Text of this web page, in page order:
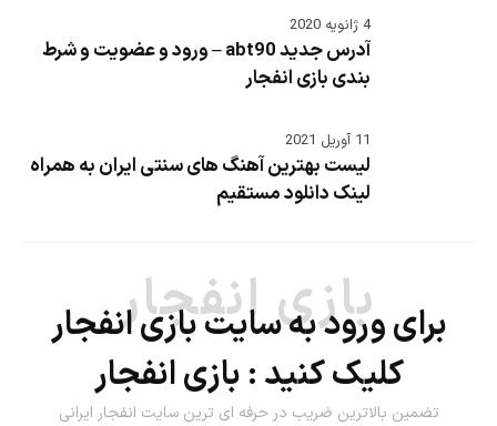
4 ژانویه 2020
آدرس جدید abt90 – ورود و عضویت و شرط
بندی بازی انفجار
11 آوریل 2021
لیست بهترین آهنگ های سنتی ایران به همراه
لینک دانلود مستقیم
بازی انفجار
برای ورود به سایت بازی انفجار
کلیک کنید : بازی انفجار
تضمین بالاترین ضریب در حرفه ای ترین سایت انفجار ایرانی